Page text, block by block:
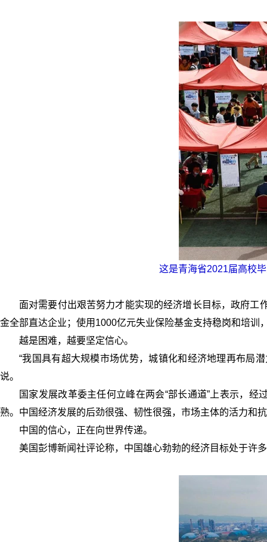
这是青海省2021届高校
面对需要付出艰苦努力才能实现的经济增长目标，政府
金全部直达企业；使用1000亿元失业保险基金支持稳岗和培
越是困难，越要坚定信心。
“我国具有超大规模市场优势，城镇化和经济地理再布局
说。
国家发展改革委主任何立峰在两会“部长通道”上表示，
熟。中国经济发展的后劲很强、韧性很强，市场主体的活力和
中国的信心，正在向世界传递。
美国彭博新闻社评论称，中国雄心勃勃的经济目标处于许